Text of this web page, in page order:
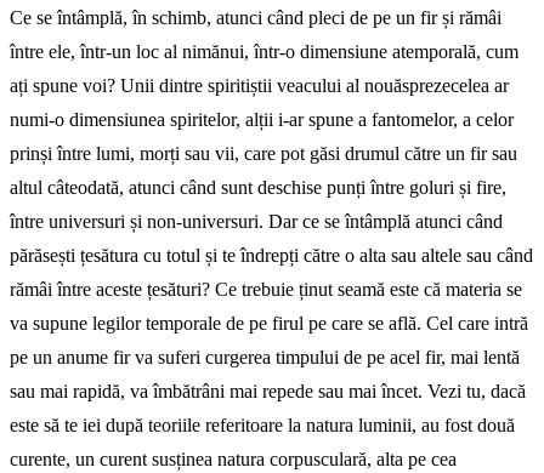
Ce se întâmplă, în schimb, atunci când pleci de pe un fir și rămâi
între ele, într-un loc al nimănui, într-o dimensiune atemporală, cum
ați spune voi? Unii dintre spiritiștii veacului al nouă­sprezecelea ar
numi-o dimensiunea spiritelor, alții i-ar spune a fantomelor, a celor
prinși între lumi, morți sau vii, care pot găsi drumul către un fir sau
altul câteodată, atunci când sunt deschise punți între goluri și fire,
între universuri și non-universuri. Dar ce se întâmplă atunci când
pără­sești țesătura cu totul și te îndrepți către o alta sau altele sau când
rămâi între aceste țesături? Ce trebuie ținut sea­mă este că materia se
va supune legilor temporale de pe firul pe care se află. Cel care intră
pe un anume fir va suferi curgerea timpului de pe acel fir, mai lentă
sau mai rapidă, va îmbătrâni mai repede sau mai încet. Vezi tu, dacă
este să te iei după teoriile referitoare la natura luminii, au fost două
curente, un curent susținea natura corpusculară, alta pe cea